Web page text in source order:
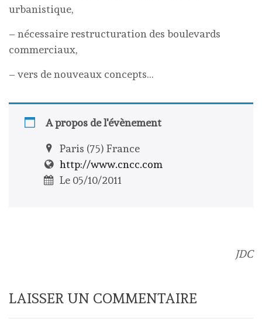
urbanistique,
– nécessaire restructuration des boulevards
commerciaux,
– vers de nouveaux concepts…
A propos de l'évènement
Paris (75) France
http://www.cncc.com
Le 05/10/2011
JDC
LAISSER UN COMMENTAIRE